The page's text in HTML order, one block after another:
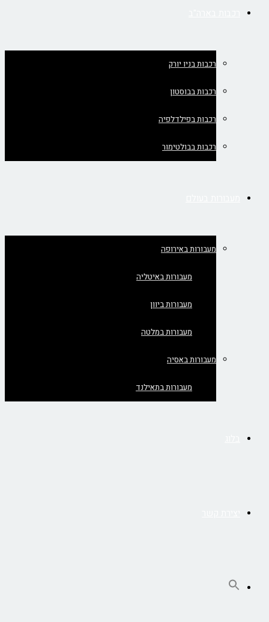
רכבות בניו יורק
רכבות בבוסטון
רכבות בפילדלפיה
רכבות בבולטימור
מעבורות באירופה
מעבורות באיטליה
מעבורות ביוון
מעבורות במלטה
מעבורות באסיה
מעבורות בתאילנד